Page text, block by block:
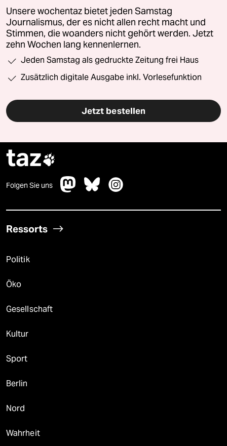
Unsere wochentaz bietet jeden Samstag
Journalismus, der es nicht allen recht macht und
Stimmen, die woanders nicht gehört werden. Jetzt
zehn Wochen lang kennenlernen.
Jeden Samstag als gedruckte Zeitung frei Haus
Zusätzlich digitale Ausgabe inkl. Vorlesefunktion
Jetzt bestellen
taz
Folgen Sie uns
Ressorts
Politik
Öko
Gesellschaft
Kultur
Sport
Berlin
Nord
Wahrheit